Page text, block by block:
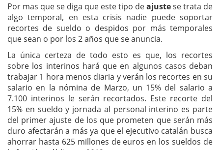
Por mas que se diga que este tipo deajustese trata de
algo temporal, en esta crisis nadie puede soportar
recortes de sueldo o despidos por más temporales
que sean o por los 2 años que se anuncia.
La única certeza de todo esto es que, los recortes
sobre los interinos hará que en algunos casos deban
trabajar 1 hora menos diaria y verán los recortes en su
salario en la nómina de Marzo, un 15% del salario a
7.100 interinos le serán recortados. Este recorte del
15% en sueldo y jornada al personal interino es parte
del primer ajuste de los que prometen que serán más
duro afectarán a más ya que el ejecutivo catalán busca
ahorrar hasta 625 millones de euros en los sueldos de